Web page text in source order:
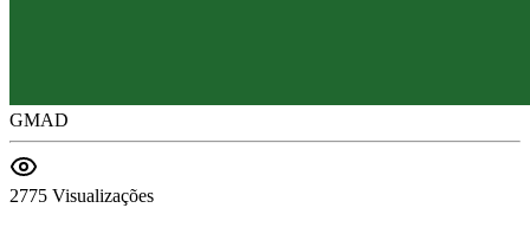
GMAD
2775 Visualizações